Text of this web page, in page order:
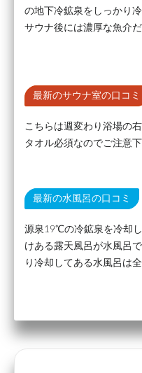
の地下冷鉱泉をしっかり
サウナ後には濃厚な魚介
最新のサウナ室の口コミ
こちらは週変わり浴場の
タオル必須なのでご注意下
最新の水風呂の口コミ
源泉19℃の冷鉱泉を冷却
けある露天風呂が水風呂
り冷却してある水風呂は